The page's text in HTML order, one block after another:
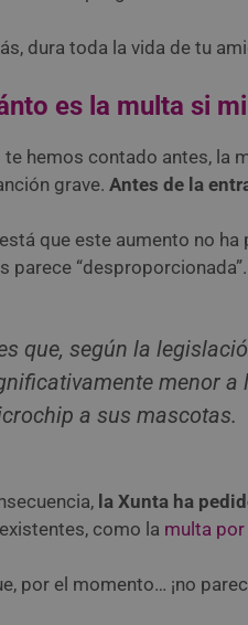
dura toda la vida de tu
es la multa si
te hemos contado antes, la
grave. Antes de la
que este aumento no
parece
que, según la
menor a
a sus mascotas.
la Xunta ha
como la multa
por el momento… ¡no